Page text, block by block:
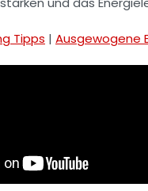
Tipps | Ausgewogene